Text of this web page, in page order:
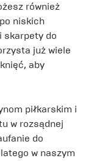
również
niskich
skarpety do
już wiele
aby
piłkarskim i
w rozsądnej
do
w naszym